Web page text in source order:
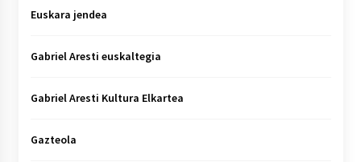
Euskara jendea
Gabriel Aresti euskaltegia
Gabriel Aresti Kultura Elkartea
Gazteola